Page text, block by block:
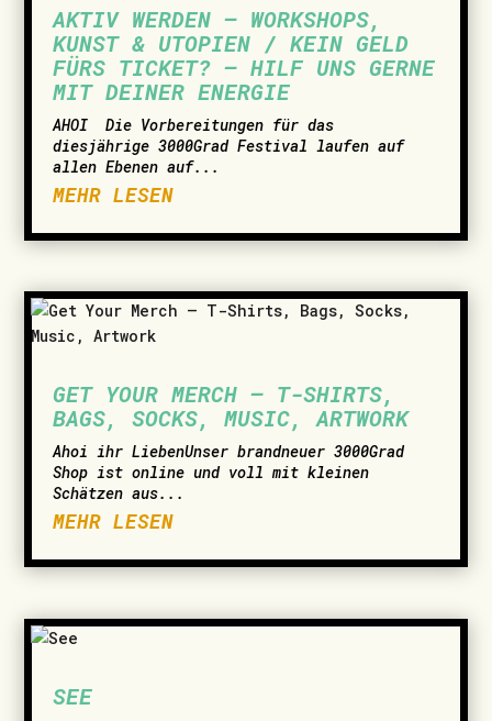
AKTIV WERDEN – WORKSHOPS,
KUNST & UTOPIEN / KEIN GELD
FÜRS TICKET? – HILF UNS GERNE
MIT DEINER ENERGIE
AHOI ­ Die Vorbereitungen für das
diesjährige 3000Grad Festival laufen auf
allen Ebenen auf...
MEHR LESEN
GET YOUR MERCH – T-SHIRTS,
BAGS, SOCKS, MUSIC, ARTWORK
­Ahoi ihr LiebenUnser brandneuer 3000Grad
Shop ist online und voll mit kleinen
Schätzen aus...
MEHR LESEN
SEE